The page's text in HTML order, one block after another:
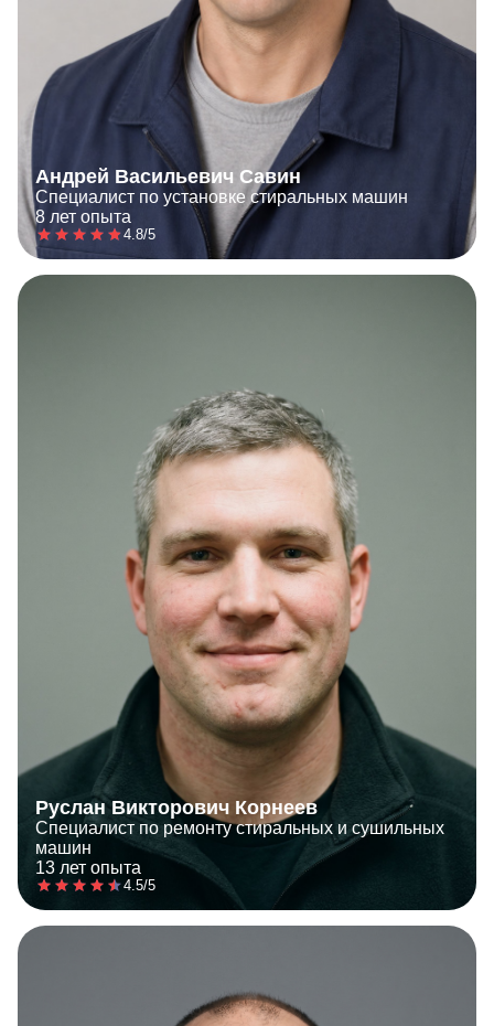
Андрей Васильевич Савин
Специалист по установке стиральных машин
8 лет опыта
4.8/5
Руслан Викторович Корнеев
Специалист по ремонту стиральных и сушильных
машин
13 лет опыта
4.5/5